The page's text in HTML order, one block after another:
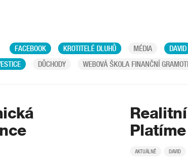
FACEBOOK KROTITELÉ DLUHŮ MÉDIA DAVID
DŮCHODY WEBOVÁ ŠKOLA FINANČNÍ
AKTUÁLNĚ DAVID